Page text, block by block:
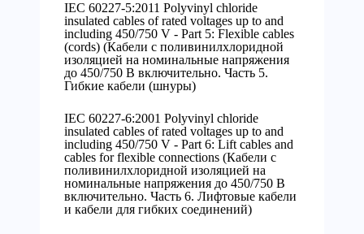
IEC 60227-5:2011 Polyvinyl chloride
insulated cables of rated voltages up to and
including 450/750 V - Part 5: Flexible cables
(cords) (Кабели с поливинилхлоридной
изоляцией на номинальные напряжения
до 450/750 В включительно. Часть 5.
Гибкие кабели (шнуры)
IEC 60227-6:2001 Polyvinyl chloride
insulated cables of rated voltages up to and
including 450/750 V - Part 6: Lift cables and
cables for flexible connections (Кабели с
поливинилхлоридной изоляцией на
номинальные напряжения до 450/750 В
включительно. Часть 6. Лифтовые кабели
и кабели для гибких соединений)